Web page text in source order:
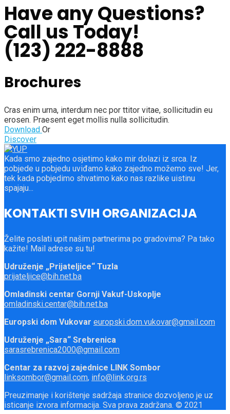
Have any Questions?
Call us Today!
(123) 222-8888
Brochures
Cras enim urna, interdum nec por ttitor vitae, sollicitudin eu
erosen. Praesent eget mollis nulla sollicitudin.
Download Or
Discover
Kada smo zajedno osjetimo kako mir dolazi iz srca. Iz
pobjede u pobjedu uviđamo kako zajedno možemo sve! Jer,
tek kada pobjedimo shvatimo kako nas razlike uistinu
spajaju...
KONTAKTI SVIH ORGANIZACIJA
Želite poslati upit našim partnerima po gradovima? Pa tako
kažite! Mail adrese su tu!
Udruženje „Prijateljice“ Tuzla
prijateljice@bih.net.ba
Omladinski centar Gornji Vakuf-Uskoplje
omladinski.centar@bih.net.ba
Europski dom Vukovar europski.dom.vukovar@gmail.com
Udruženje „Sara“ Srebrenica
sarasrebrenica2000@gmail.com
Centar za razvoj zajednice LINK Sombor
linksombor@gmail.com, info@link.org.rs
Preuzimanje i korištenje sadržaja stranice dozvoljeno je uz
isticanje izvora informacija. Sva prava zadržana. © 2021